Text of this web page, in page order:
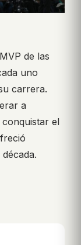
de las
uno
carrera.
a
el